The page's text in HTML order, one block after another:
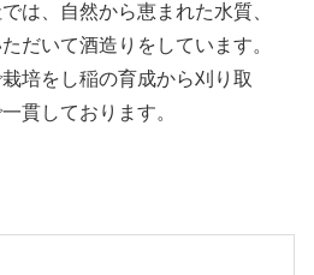
は、自然から恵まれた水質、
だいて酒造りをしています。
培をし稲の育成から刈り取
貫しております。